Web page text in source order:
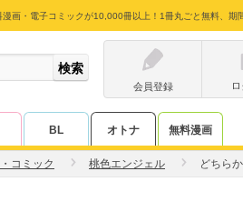
漫画・電子コミックが10,000冊以上！1冊丸ごと無料、期
会員登録
BL オトナ 無料漫画
コミック 桃色エンジェル どちら